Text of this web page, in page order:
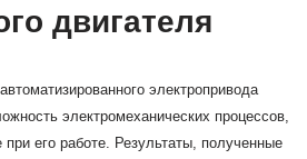
двигателя
электропривода
электромеханических процессов,
его работе. Результаты, полученные